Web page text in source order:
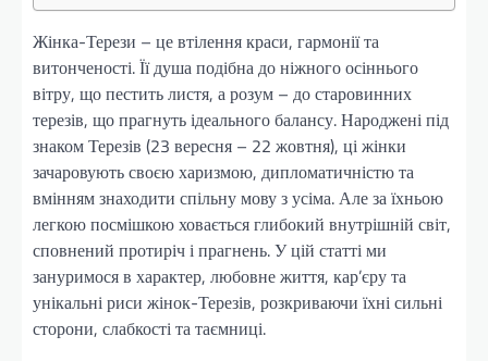
Жінка-Терези – це втілення краси, гармонії та
витонченості. Її душа подібна до ніжного осіннього
вітру, що пестить листя, а розум – до старовинних
терезів, що прагнуть ідеального балансу. Народжені під
знаком Терезів (23 вересня – 22 жовтня), ці жінки
зачаровують своєю харизмою, дипломатичністю та
вмінням знаходити спільну мову з усіма. Але за їхньою
легкою посмішкою ховається глибокий внутрішній світ,
сповнений протиріч і прагнень. У цій статті ми
зануримося в характер, любовне життя, кар’єру та
унікальні риси жінок-Терезів, розкриваючи їхні сильні
сторони, слабкості та таємниці.